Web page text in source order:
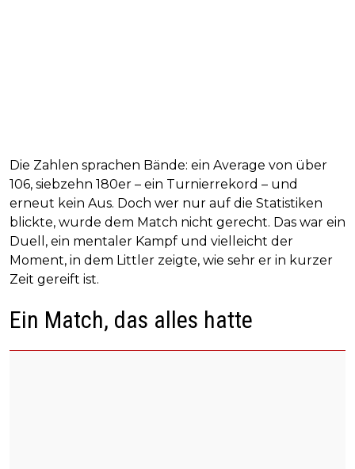
Die Zahlen sprachen Bände: ein Average von über
106, siebzehn 180er – ein Turnierrekord – und
erneut kein Aus. Doch wer nur auf die Statistiken
blickte, wurde dem Match nicht gerecht. Das war ein
Duell, ein mentaler Kampf und vielleicht der
Moment, in dem Littler zeigte, wie sehr er in kurzer
Zeit gereift ist.
Ein Match, das alles hatte